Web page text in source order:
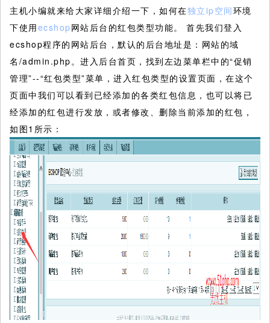
主机小编就来给大家详细介绍一下，如何在独立ip空间环境
下使用ecshop网站后台的红包类型功能。
首先我们登入
ecshop程序的网站后台，默认的后台地址是：网站的域
名/admin.php。进入后台首页，找到左边菜单栏中的“促销
管理”--“红包类型”菜单，进入红包类型的设置页面，在这个
页面中我们可以看到已经添加的各类红包信息，也可以将已
经添加的红包进行发放，或者修改、删除当前添加的红包，
如图1所示：